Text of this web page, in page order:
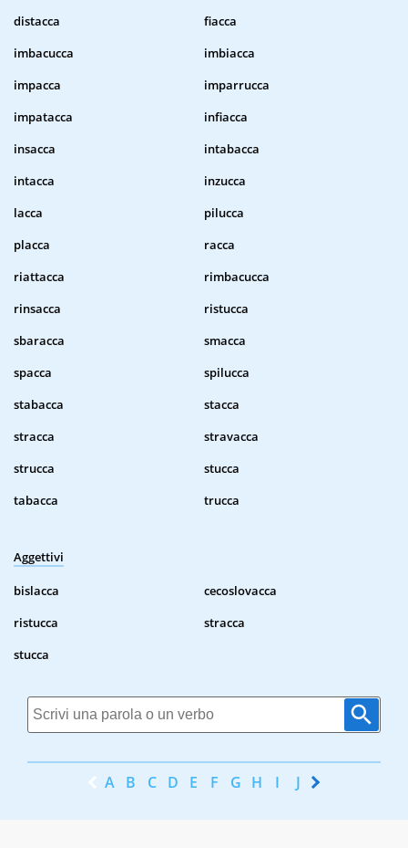
distacca
fiacca
imbacucca
imbiacca
impacca
imparrucca
impatacca
infiacca
insacca
intabacca
intacca
inzucca
lacca
pilucca
placca
racca
riattacca
rimbacucca
rinsacca
ristucca
sbaracca
smacca
spacca
spilucca
stabacca
stacca
stracca
stravacca
strucca
stucca
tabacca
trucca
Aggettivi
bislacca
cecoslovacca
ristucca
stracca
stucca
A B C D E F G H I J K